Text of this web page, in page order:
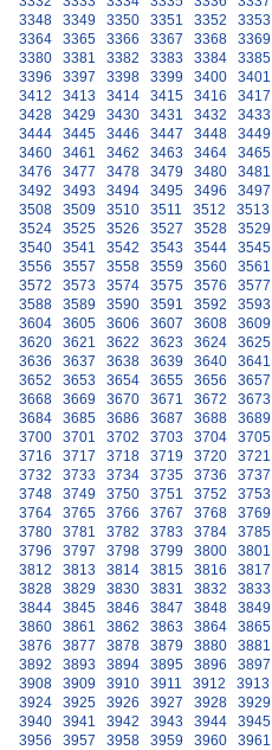
3348
3349 3350 3351 3352 3353
3364
3365 3366 3367 3368 3369
3380
3381 3382 3383 3384 3385
3396
3397 3398 3399 3400 3401
3412
3413 3414 3415 3416 3417
3428
3429 3430 3431 3432 3433
3444
3445 3446 3447 3448 3449
3460
3461 3462 3463 3464 3465
3476
3477 3478 3479 3480 3481
3492
3493 3494 3495 3496 3497
3508
3509 3510 3511 3512 3513
3524
3525 3526 3527 3528 3529
3540
3541 3542 3543 3544 3545
3556
3557 3558 3559 3560 3561
3572
3573 3574 3575 3576 3577
3588
3589 3590 3591 3592 3593
3604
3605 3606 3607 3608 3609
3620
3621 3622 3623 3624 3625
3636
3637 3638 3639 3640 3641
3652
3653 3654 3655 3656 3657
3668
3669 3670 3671 3672 3673
3684
3685 3686 3687 3688 3689
3700
3701 3702 3703 3704 3705
3716
3717 3718 3719 3720 3721
3732
3733 3734 3735 3736 3737
3748
3749 3750 3751 3752 3753
3764
3765 3766 3767 3768 3769
3780
3781 3782 3783 3784 3785
3796
3797 3798 3799 3800 3801
3812
3813 3814 3815 3816 3817
3828
3829 3830 3831 3832 3833
3844
3845 3846 3847 3848 3849
3860
3861 3862 3863 3864 3865
3876
3877 3878 3879 3880 3881
3892
3893 3894 3895 3896 3897
3908
3909 3910 3911 3912 3913
3924
3925 3926 3927 3928 3929
3940
3941 3942 3943 3944 3945
3956
3957 3958 3959 3960 3961